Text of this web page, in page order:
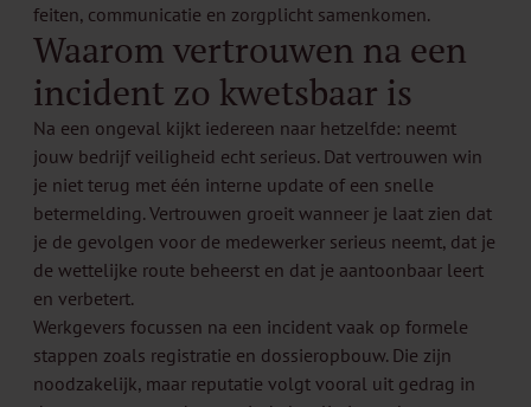
feiten, communicatie en zorgplicht samenkomen.
Waarom vertrouwen na een
incident zo kwetsbaar is
Na een ongeval kijkt iedereen naar hetzelfde: neemt
jouw bedrijf veiligheid echt serieus. Dat vertrouwen win
je niet terug met één interne update of een snelle
betermelding. Vertrouwen groeit wanneer je laat zien dat
je de gevolgen voor de medewerker serieus neemt, dat je
de wettelijke route beheerst en dat je aantoonbaar leert
en verbetert.
Werkgevers focussen na een incident vaak op formele
stappen zoals registratie en dossieropbouw. Die zijn
noodzakelijk, maar reputatie volgt vooral uit gedrag in